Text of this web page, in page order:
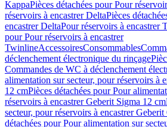
KappaPièces détachées pour Pour
réservoirs à encastrer DeltaPièces
encastrer DeltaPour réservoirs à encastrer
pour Pour réservoirs à encastrer
TwinlineAccessoiresConsommables
déclenchement électronique du rinçage
Commandes de WC à déclenchement
alimentation sur secteur, pour réservoirs à
12 cmPièces détachées pour Pour
réservoirs à encastrer Geberit Sigma 12 cm
secteur, pour réservoirs à encastrer
détachées pour Pour alimentation sur